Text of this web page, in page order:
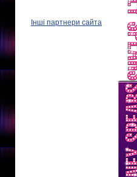
Інші партнери сайта